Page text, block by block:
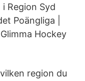
Region Syd
Poängliga |
Hockey
region du